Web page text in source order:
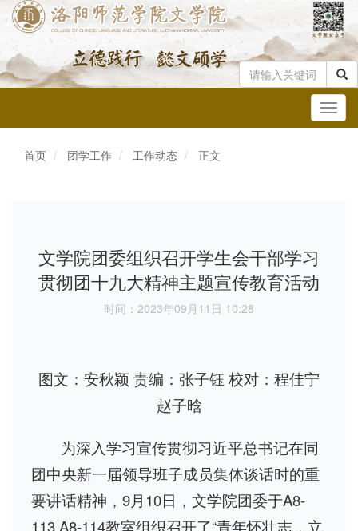
首页
团学工作 工作动态 正文
文学院团委组织召开学生会干部学习
贯彻团十九大精神主题宣传教育活动
时间：2023年09月11日 10:28
图文：安秋颖 责编：张子钰 校对：程佳宁
赵子晗
为深入学习宣传贯彻习近平总书记在同
团中央新一届领导班子成员集体谈话时的重
要讲话精神，9月10日，文学院团委于A8-
113,A8-114教室组织召开了“青年怀壮志，立